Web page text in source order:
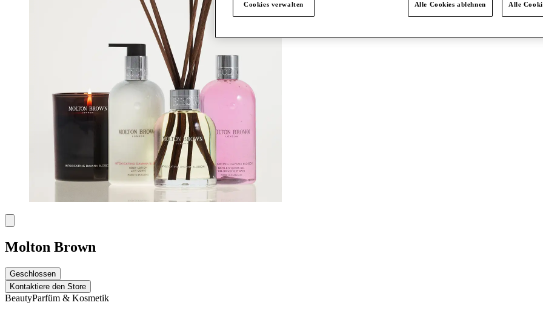
Molton Brown
Geschlossen
Kontaktiere den Store
BeautyParfüm & Kosmetik
Cookies verwalten Alle Cookies ablehnen Alle